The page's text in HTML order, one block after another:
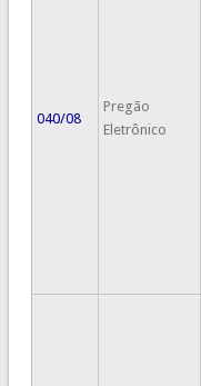
040/08
Pregão
Eletrônico